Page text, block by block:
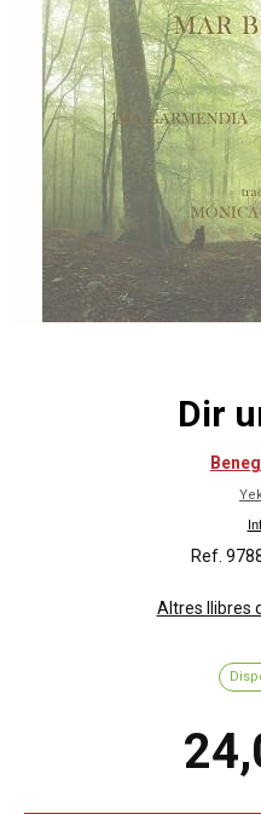
Dir
Ref.
Altres llibres